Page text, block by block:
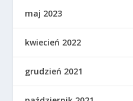
maj 2023
kwiecień 2022
grudzień 2021